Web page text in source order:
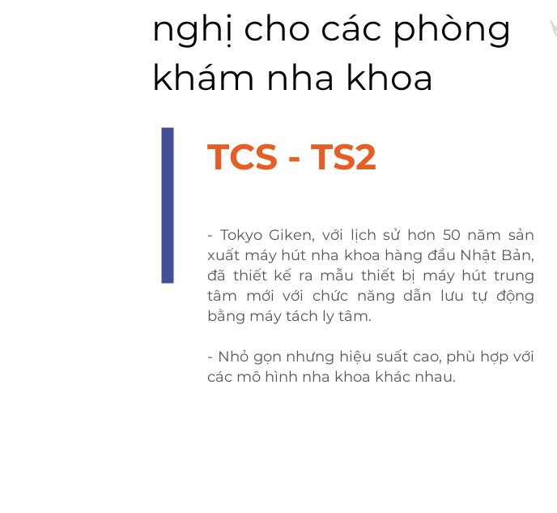
nghị cho các phòng
khám nha khoa
​TCS - TS2
- Tokyo Giken, với lịch sử hơn 50 năm sản
xuất máy hút nha khoa hàng đầu Nhật Bản,
đã thiết kế ra mẫu thiết bị máy hút trung
tâm mới với chức năng dẫn lưu tự động
bằng máy tách ly tâm.
- Nhỏ gọn nhưng hiệu suất cao, phù hợp với
các mô hình nha khoa khác nhau.